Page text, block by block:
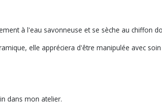
à l'eau savonneuse et se sèche au chiffon
elle appréciera d'être manipulée avec
dans mon atelier.